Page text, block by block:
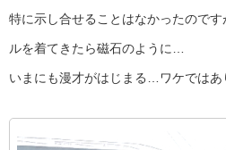
特に示し合せることはなかったので
ルを着てきたら磁石のように…
いまにも漫才がはじまる…ワケではあ